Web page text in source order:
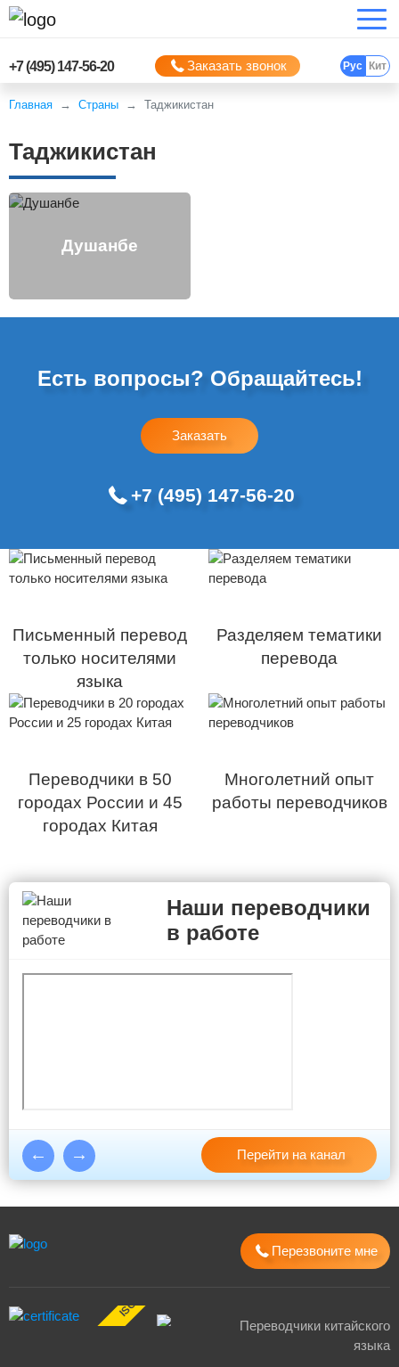
+7 (495) 147-56-20 Заказать звонок Рус Кит
Главная Страны Таджикистан
Таджикистан
Душанбе
Есть вопросы? Обращайтесь!
Заказать
+7 (495) 147-56-20
Письменный перевод
только носителями
языка
Разделяем тематики
перевода
Переводчики в 50
городах России и 45
городах Китая
Многолетний опыт
работы переводчиков
Наши переводчики
в работе
Перейти на канал
Перезвоните мне
Переводчики китайского
языка